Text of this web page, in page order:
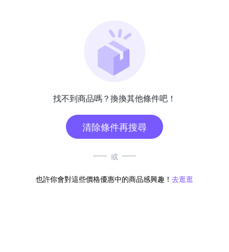
找不到商品嗎？換換其他條件吧！
清除條件再搜尋
或
也許你會對這些價格優惠中的商品感興趣！ 去逛逛